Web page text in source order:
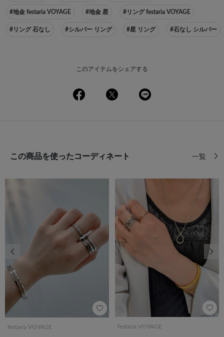
#地金 festaria VOYAGE #地金 星 #リング festaria VOYAGE
#リング 石なし #シルバー リング #星 リング #石なし シルバー
このアイテムをシェアする
この商品を使ったコーディネート 一覧
festaria VOYAGE festaria VOYAGE
前の画像